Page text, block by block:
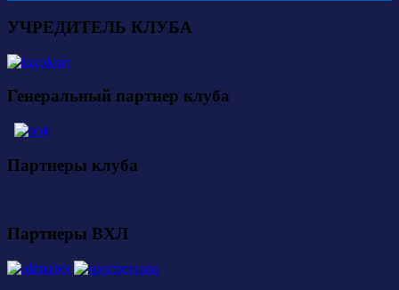
УЧРЕДИТЕЛЬ КЛУБА
Генеральный партнер клуба
Партнеры клуба
Партнеры ВХЛ